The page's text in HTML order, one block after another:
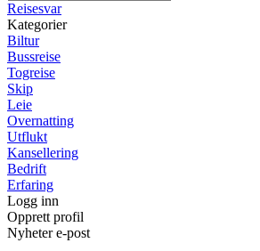
Reisesvar
Kategorier
Biltur
Bussreise
Togreise
Skip
Leie
Overnatting
Utflukt
Kansellering
Bedrift
Erfaring
Logg inn
Opprett profil
Nyheter e-post